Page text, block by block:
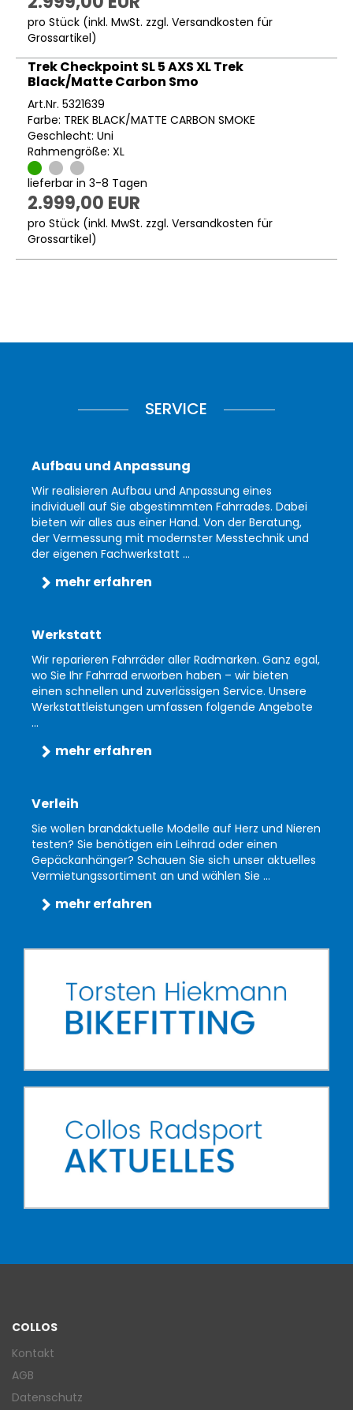
pro Stück (inkl. MwSt. zzgl. Versandkosten für
Grossartikel)
Trek Checkpoint SL 5 AXS XL Trek
Black/Matte Carbon Smo
Art.Nr. 5321639
Farbe: TREK BLACK/MATTE CARBON SMOKE
Geschlecht: Uni
Rahmengröße: XL
lieferbar in 3-8 Tagen
2.999,00 EUR
pro Stück (inkl. MwSt. zzgl. Versandkosten für
Grossartikel)
SERVICE
Aufbau und Anpassung
Wir realisieren Aufbau und Anpassung eines
individuell auf Sie abgestimmten Fahrrades. Dabei
bieten wir alles aus einer Hand. Von der Beratung,
der Vermessung mit modernster Messtechnik und
der eigenen Fachwerkstatt ...
mehr erfahren
Werkstatt
Wir reparieren Fahrräder aller Radmarken. Ganz egal,
wo Sie Ihr Fahrrad erworben haben – wir bieten
einen schnellen und zuverlässigen Service. Unsere
Werkstattleistungen umfassen folgende Angebote
...
mehr erfahren
Verleih
Sie wollen brandaktuelle Modelle auf Herz und Nieren
testen? Sie benötigen ein Leihrad oder einen
Gepäckanhänger? Schauen Sie sich unser aktuelles
Vermietungssortiment an und wählen Sie ...
mehr erfahren
COLLOS
Kontakt
AGB
Datenschutz